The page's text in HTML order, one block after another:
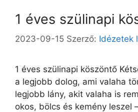
1 éves szülinapi
2023-09-15 Szerző: Idézetek
1 éves szülinapi köszöntő
a legjobb dolog, ami valaha
legjobb lány, akit valaha is
okos, bölcs és kemény leszel